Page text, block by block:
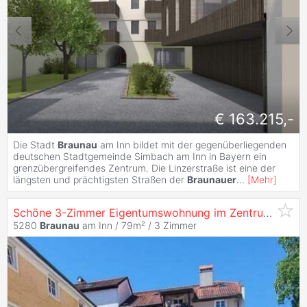
€ 163.215,-
Die Stadt Braunau am Inn bildet mit der gegenüberliegenden
deutschen Stadtgemeinde Simbach am Inn in Bayern ein
grenzübergreifendes Zentrum. Die Linzerstraße ist eine der
längsten und prächtigsten Straßen der Braunauer... [Mehr]
Schöne 3-Zimmer Eigentumswohnung im Zentrum von
5280 Braunau am Inn / 79m² / 3 Zimmer